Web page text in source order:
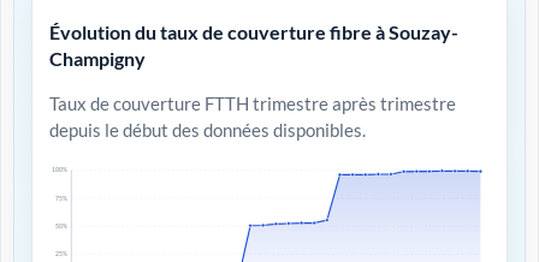
Évolution du taux de couverture fibre à Souzay-
Champigny
Taux de couverture FTTH trimestre après trimestre
depuis le début des données disponibles.
25%
50%
75%
100%